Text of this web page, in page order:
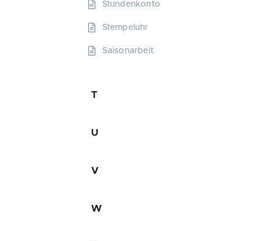
Stundenkonto
Stempeluhr
Saisonarbeit
T
U
V
W